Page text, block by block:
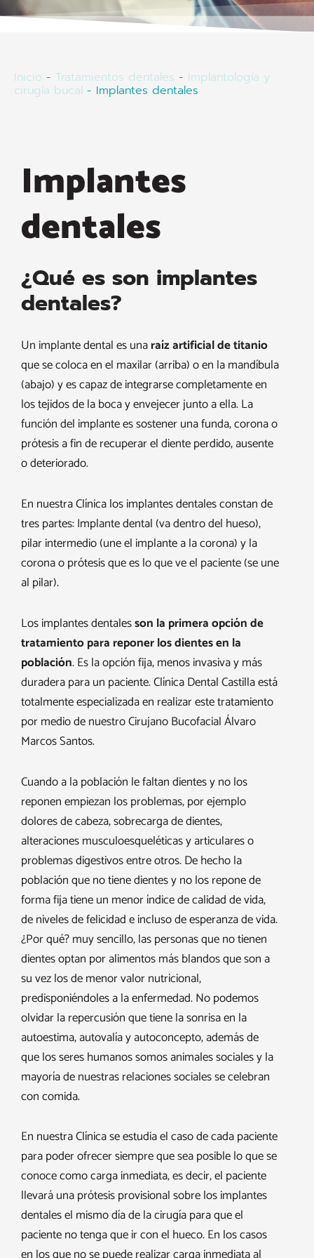
Inicio - Tratamientos dentales - Implantología y
cirugía bucal - Implantes dentales
Implantes
dentales
¿Qué es son implantes
dentales?
Un implante dental es unaraíz artificial de titanio
que se coloca en el maxilar (arriba) o en la mandíbula
(abajo) y es capaz de integrarse completamente en
los tejidos de la boca y envejecer junto a ella. La
función del implante es sostener una funda, corona o
prótesis a fin de recuperar el diente perdido, ausente
o deteriorado.
En nuestra Clínica los implantes dentales constan de
tres partes: Implante dental (va dentro del hueso),
pilar intermedio (une el implante a la corona) y la
corona o prótesis que es lo que ve el paciente (se une
al pilar).
Los implantes dentalesson la primera opción de
tratamiento para reponer los dientes en la
población. Es la opción fija, menos invasiva y más
duradera para un paciente. Clínica Dental Castilla está
totalmente especializada en realizar este tratamiento
por medio de nuestro Cirujano Bucofacial Álvaro
Marcos Santos.
Cuando a la población le faltan dientes y no los
reponen empiezan los problemas, por ejemplo
dolores de cabeza, sobrecarga de dientes,
alteraciones musculoesqueléticas y articulares o
problemas digestivos entre otros. De hecho la
población que no tiene dientes y no los repone de
forma fija tiene un menor índice de calidad de vida,
de niveles de felicidad e incluso de esperanza de vida.
¿Por qué? muy sencillo, las personas que no tienen
dientes optan por alimentos más blandos que son a
su vez los de menor valor nutricional,
predisponiéndoles a la enfermedad. No podemos
olvidar la repercusión que tiene la sonrisa en la
autoestima, autovalía y autoconcepto, además de
que los seres humanos somos animales sociales y la
mayoría de nuestras relaciones sociales se celebran
con comida.
En nuestra Clínica se estudia el caso de cada paciente
para poder ofrecer siempre que sea posible lo que se
conoce como carga inmediata, es decir, el paciente
llevará una prótesis provisional sobre los implantes
dentales el mismo día de la cirugía para que el
paciente no tenga que ir con el hueco. En los casos